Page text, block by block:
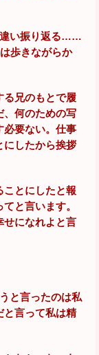
違い振り返る……
歩きながらか
る兄のもとで履
、何のための写
必要ない。仕事
にしたから挨拶
ことにしたと報
と言います。
せになれよと言
と言ったのは私
と言って私は精